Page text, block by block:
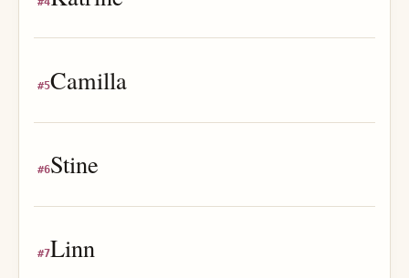
#5Camilla
#6Stine
#7Linn